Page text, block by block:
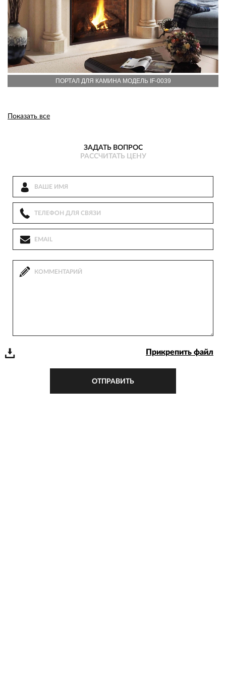
ПОРТАЛ ДЛЯ КАМИНА МОДЕЛЬ IF-0039
Показать все
ЗАДАТЬ ВОПРОС
РАССЧИТАТЬ ЦЕНУ
Прикрепить файл
ОТПРАВИТЬ